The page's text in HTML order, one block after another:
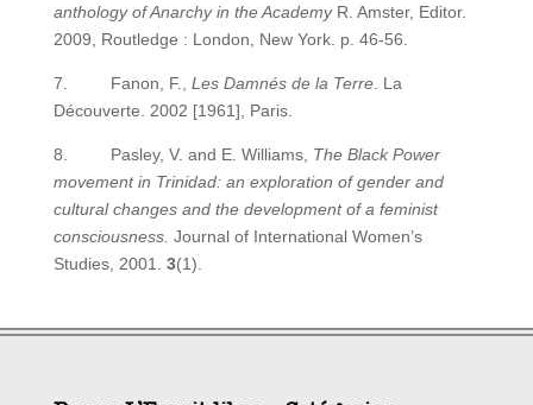
anthology of Anarchy in the Academy R. Amster, Editor.
2009, Routledge : London, New York. p. 46-56.
7. Fanon, F., Les Damnés de la Terre. La
Découverte. 2002 [1961], Paris.
8. Pasley, V. and E. Williams, The Black Power
movement in Trinidad: an exploration of gender and
cultural changes and the development of a feminist
consciousness. Journal of International Women’s
Studies, 2001. 3(1).